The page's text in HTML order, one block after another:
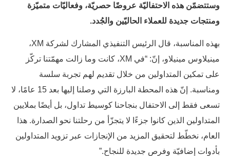
وستتضمّن هذه الاحتفاليّة عروضًا حصريّة، وفعاليّات متميّزة
ومنتجات جديدة للعملاء الحاليّين والجُدد.
بهذه المناسبة، قال الرئيس التنفيذي المشارك لشركة XM،
مينيلاوس مينيلاو، إنّ: “في XM، كانت وما زالت مهمّتنا تركّز
على تمكين المتداولين من خلال تقديم لهم تجربة سلسة
ومناسبة. إنّ هذه المحطة البارزة التي وصلنا إليها بعد 15 عامًا، لا
تسعى فقط إلى الاحتفال بنجاحنا كوسيط تداول، بل أيضًا بملايين
المتداولين الذين كانوا جزءًا لا يتجزّأ من رحلتنا نحو الصدارة. هذا
العام، نخطّط لتحقيق المزيد من الإنجازات عبر تزويد المتداولين
بأدوات إضافيّة وفرص جديدة للنجاح.”